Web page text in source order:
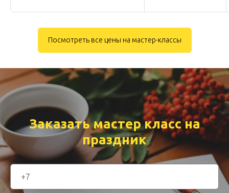
Посмотреть все цены на мастер-классы
Заказать мастер класс на
праздник